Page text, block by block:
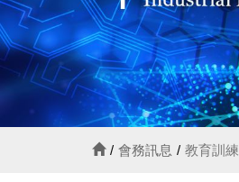
會務訊息 教育訓練